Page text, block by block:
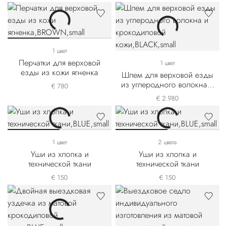
1 цвет
Перчатки для верховой
езды из кожи ягненка
€ 780
1 цвет
Шлем для верховой езды
из углеродного волокна и
крокодиловой кожи
€ 2.980
1 цвет
Уши из хлопка и
технической ткани
€ 150
2 цвета
Уши из хлопка и
технической ткани
€ 150